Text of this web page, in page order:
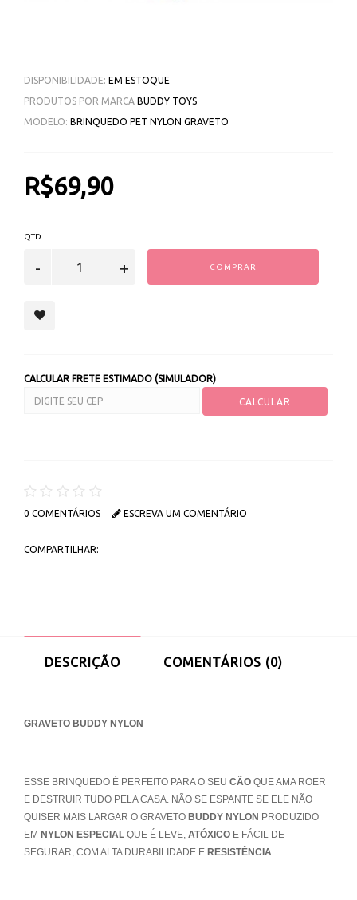
DISPONIBILIDADE: EM ESTOQUE
PRODUTOS POR MARCA BUDDY TOYS
MODELO: BRINQUEDO PET NYLON GRAVETO
R$69,90
QTD
COMPRAR
CALCULAR FRETE ESTIMADO (SIMULADOR)
0 COMENTÁRIOS ESCREVA UM COMENTÁRIO
COMPARTILHAR:
DESCRIÇÃO COMENTÁRIOS (0)
GRAVETO BUDDY NYLON
ESSE BRINQUEDO É PERFEITO PARA O SEU CÃO QUE AMA ROER
E DESTRUIR TUDO PELA CASA. NÃO SE ESPANTE SE ELE NÃO
QUISER MAIS LARGAR O GRAVETO BUDDY NYLON PRODUZIDO
EM NYLON ESPECIAL QUE É LEVE, ATÓXICO E FÁCIL DE
SEGURAR, COM ALTA DURABILIDADE E RESISTÊNCIA.